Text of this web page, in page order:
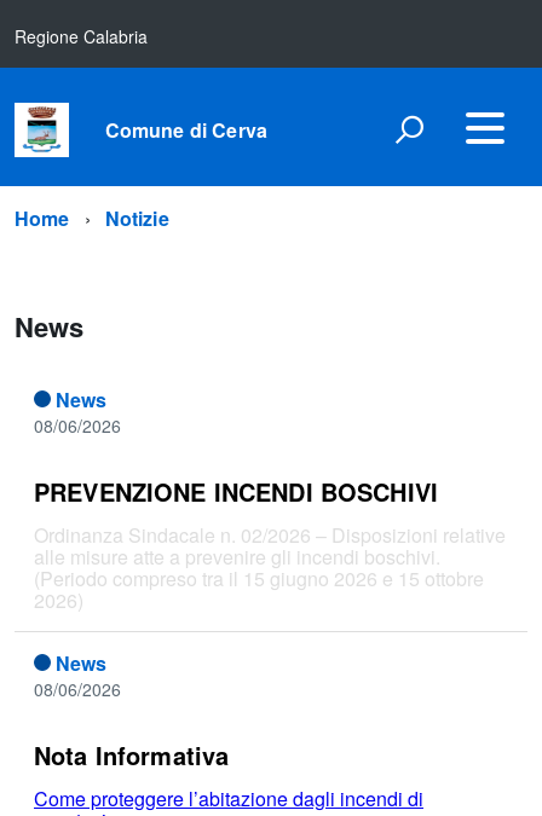
Regione Calabria
Comune di Cerva
Home Notizie
News
News
08/06/2026
PREVENZIONE INCENDI BOSCHIVI
Ordinanza Sindacale n. 02/2026 – Disposizioni relative
alle misure atte a prevenire gli incendi boschivi.
(Periodo compreso tra il 15 giugno 2026 e 15 ottobre
2026)
News
08/06/2026
Nota Informativa
Come proteggere l’abitazione dagli incendi di